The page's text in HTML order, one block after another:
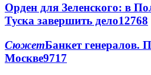
Орден для Зеленского: в
Туска завершить дело12768
СюжетБанкет генералов.
Москве9717